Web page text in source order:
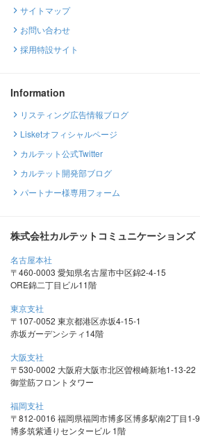
サイトマップ
お問い合わせ
採用特設サイト
Information
リスティング広告情報ブログ
Lisketオフィシャルページ
カルテット公式Twitter
カルテット開発部ブログ
パートナー様専用フォーム
株式会社カルテットコミュニケーションズ
名古屋本社
〒460-0003 愛知県名古屋市中区錦2-4-15
ORE錦二丁目ビル11階
東京支社
〒107-0052 東京都港区赤坂4-15-1
赤坂ガーデンシティ14階
大阪支社
〒530-0002 大阪府大阪市北区曽根崎新地1-13-22
御堂筋フロントタワー
福岡支社
〒812-0016 福岡県福岡市博多区博多駅南2丁目1-9
博多筑紫通りセンタービル 1階